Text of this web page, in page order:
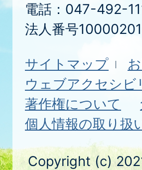
電話：047-492-
法人番号
サイトマップ
ウェブアクセシビ
著作権について
個人情報の取り扱
Copyright (c)